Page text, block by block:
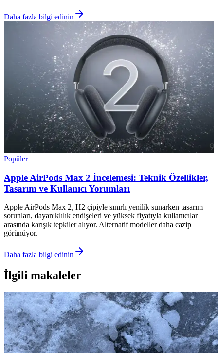
Daha fazla bilgi edinin
Popüler
Apple AirPods Max 2 İncelemesi: Teknik Özellikler,
Tasarım ve Kullanıcı Yorumları
Apple AirPods Max 2, H2 çipiyle sınırlı yenilik sunarken tasarım
sorunları, dayanıklılık endişeleri ve yüksek fiyatıyla kullanıcılar
arasında karışık tepkiler alıyor. Alternatif modeller daha cazip
görünüyor.
Daha fazla bilgi edinin
İlgili makaleler